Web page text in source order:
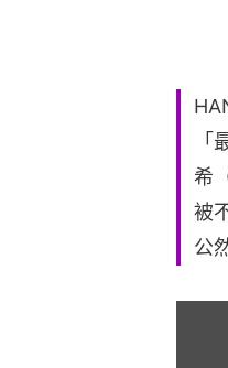
希
被
公